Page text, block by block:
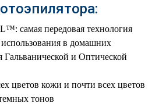
самая передовая технология
использования в домашних
Гальванической и Оптической
цветов кожи и почти всех цветов
тонов